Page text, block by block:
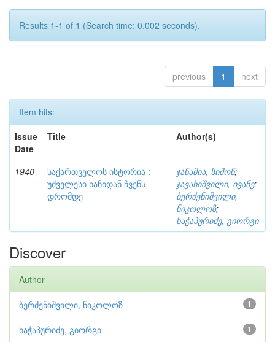
Results 1-1 of 1 (Search time: 0.002 seconds).
previous 1 next
Item hits:
Issue
Date
Title Author(s)
1940
საქართველოს ისტორია :
უძველესი ხანიდან ჩვენს
დრომდე
ჯანაშია, სიმონ;
ჯავახიშვილი, ივანე;
ბერძენიშვილი,
ნიკოლოზ;
ხაჭაპურიძე, გიორგი
Discover
Author
1
ბერძენიშვილი, ნიკოლოზ
1
ხაჭაპურიძე, გიორგი